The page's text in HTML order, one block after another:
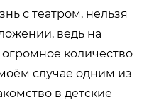
с театром, нельзя
ведь на
количество
случае одним из
в детские